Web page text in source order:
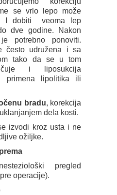
se vrlo lepo može
I dobiti veoma lep
dve godine. Nakon
potrebno ponoviti.
često udružena i sa
tako da se u tom
i liposukcija
primena lipolitika ili
bradu, korekcija
dela kosti.
izvodi kroz usta i ne
ožiljke.
pregled
operacije).